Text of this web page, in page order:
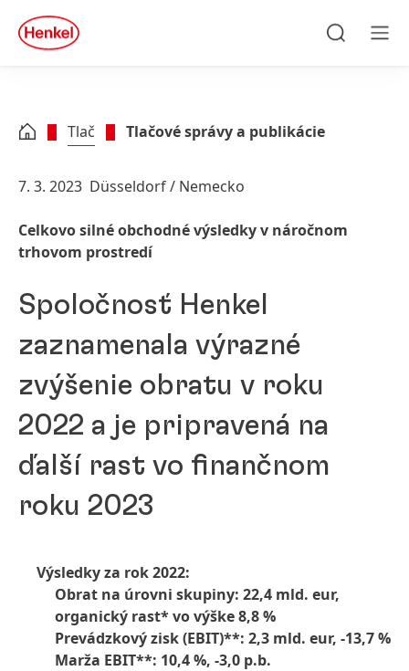
Skip to footer
quick
search
Tlač Tlačové správy a publikácie
7. 3. 2023 Düsseldorf / Nemecko
Celkovo silné obchodné výsledky v náročnom
trhovom prostredí
Spoločnosť Henkel
zaznamenala výrazné
zvýšenie obratu v roku
2022 a je pripravená na
ďalší rast vo finančnom
roku 2023
Výsledky za rok 2022:
Obrat na úrovni skupiny: 22,4 mld. eur,
organický rast* vo výške 8,8 %
Prevádzkový zisk(EBIT)**: 2,3 mld. eur, -13,7 %
Marža EBIT**: 10,4 %, -3,0 p.b.